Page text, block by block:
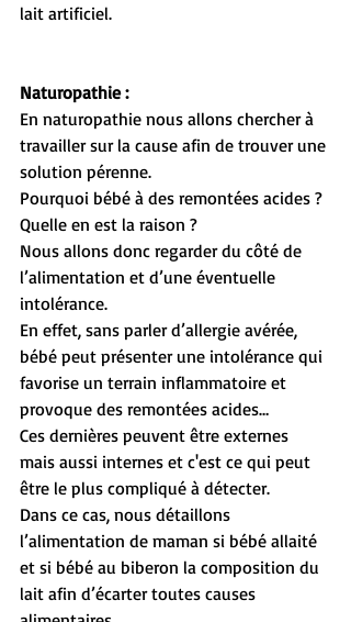
lait artificiel.
Naturopathie :
En naturopathie nous allons chercher à
travailler sur la cause afin de trouver une
solution pérenne.
Pourquoi bébé à des remontées acides ?
Quelle en est la raison ?
Nous allons donc regarder du côté de
l’alimentation et d’une éventuelle
intolérance.
En effet, sans parler d’allergie avérée,
bébé peut présenter une intolérance qui
favorise un terrain inflammatoire et
provoque des remontées acides…
Ces dernières peuvent être externes
mais aussi internes et c'est ce qui peut
être le plus compliqué à détecter.
Dans ce cas, nous détaillons
l’alimentation de maman si bébé allaité
et si bébé au biberon la composition du
lait afin d’écarter toutes causes